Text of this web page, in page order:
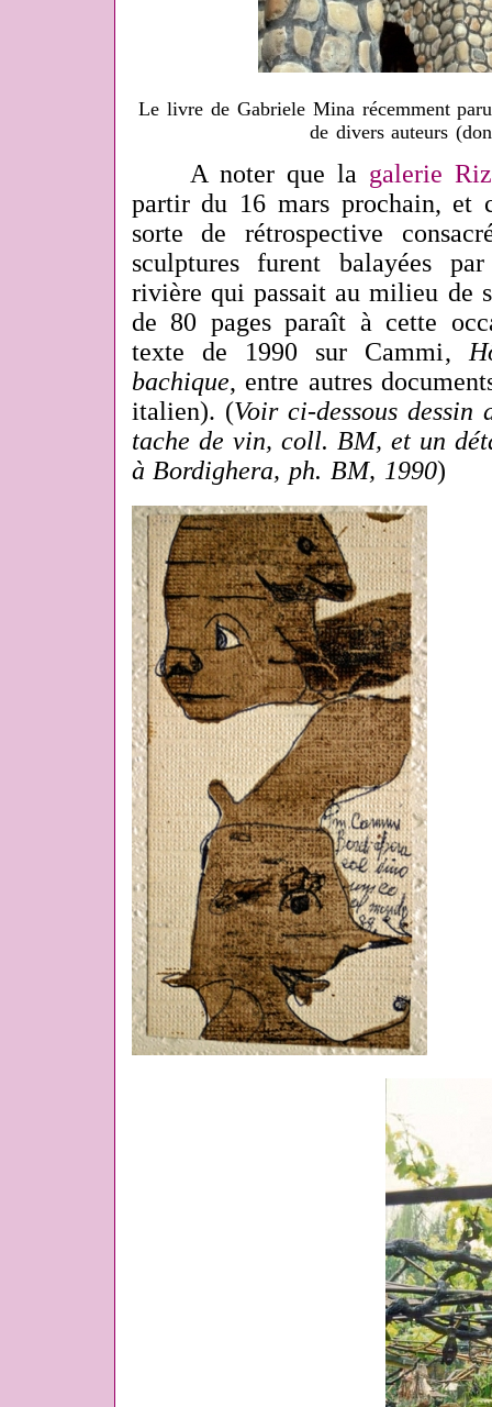
Le livre de Gabriele Mina récemment
de divers auteurs
A noter que la galerie
partir du 16 mars prochain, et
sorte de rétrospective
sculptures furent balayées
rivière qui passait au milieu de
de 80 pages paraît à cette
texte de 1990 sur Cammi,
bachique, entre autres
italien). (Voir ci-dessous
tache de vin, coll. BM, et un
à Bordighera, ph. BM, 1990)